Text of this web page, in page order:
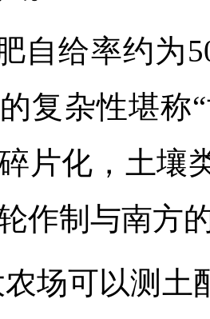
自给率约为
复杂性堪称
碎片化，土壤
作制与南方
农场可以测土